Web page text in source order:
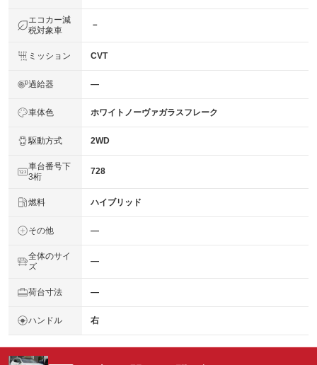
エコカー減
税対象車
－
ミッション CVT
過給器 ―
車体色 ホワイトノーヴァガラスフレーク
駆動方式 2WD
車台番号下
3桁
728
燃料 ハイブリッド
その他 ―
全体のサイ
ズ
―
荷台寸法 ―
ハンドル 右